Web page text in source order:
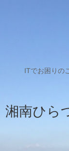
ITでお困りの
湘南ひら